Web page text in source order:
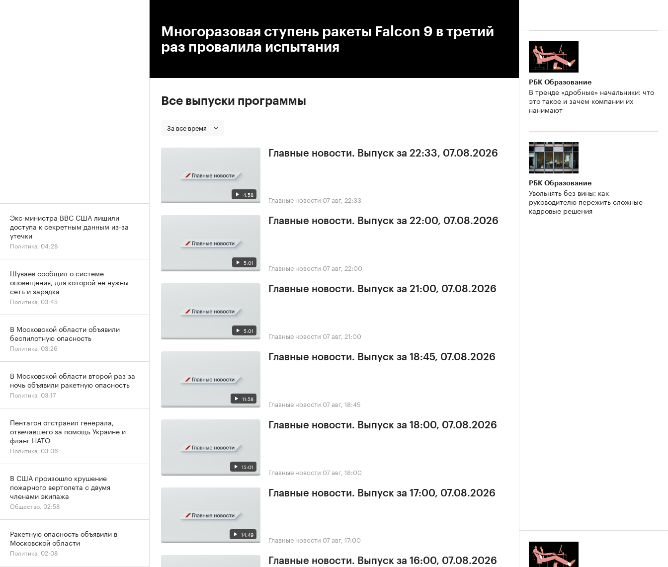
Многоразовая ступень ракеты Falcon 9 в третий
раз провалила испытания
Все выпуски программы
За все время
4:58
Главные новости. Выпуск за 22:33, 07.08.2026
Главные новости 07 авг, 22:33
5:01
Главные новости. Выпуск за 22:00, 07.08.2026
Главные новости 07 авг, 22:00
5:01
Главные новости. Выпуск за 21:00, 07.08.2026
Главные новости 07 авг, 21:00
11:58
Главные новости. Выпуск за 18:45, 07.08.2026
Главные новости 07 авг, 18:45
15:01
Главные новости. Выпуск за 18:00, 07.08.2026
Главные новости 07 авг, 18:00
14:49
Главные новости. Выпуск за 17:00, 07.08.2026
Главные новости 07 авг, 17:00
Главные новости. Выпуск за 16:00, 07.08.2026
РБК Образование
В тренде «дробные» начальники: что
это такое и зачем компании их
нанимают
РБК Образование
Увольнять без вины: как
руководителю пережить сложные
кадровые решения
Экс-министра ВВС США лишили
доступа к секретным данным из-за
утечки
Политика, 04:28
Шуваев сообщил о системе
оповещения, для которой не нужны
сеть и зарядка
Политика, 03:45
В Московской области объявили
беспилотную опасность
Политика, 03:26
В Московской области второй раз за
ночь объявили ракетную опасность
Политика, 03:17
Пентагон отстранил генерала,
отвечавшего за помощь Украине и
фланг НАТО
Политика, 03:06
В США произошло крушение
пожарного вертолета с двумя
членами экипажа
Общество, 02:58
Ракетную опасность объявили в
Московской области
Политика, 02:08